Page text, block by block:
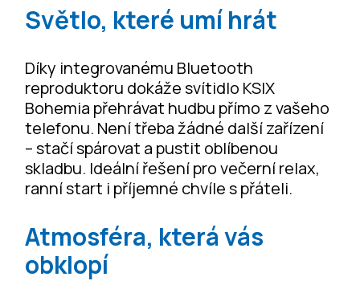
Světlo, které umí hrát
Díky integrovanému Bluetooth
reproduktoru dokáže svítidlo KSIX
Bohemia přehrávat hudbu přímo z vašeho
telefonu. Není třeba žádné další zařízení
– stačí spárovat a pustit oblíbenou
skladbu. Ideální řešení pro večerní relax,
ranní start i příjemné chvíle s přáteli.
Atmosféra, která vás
obklopí